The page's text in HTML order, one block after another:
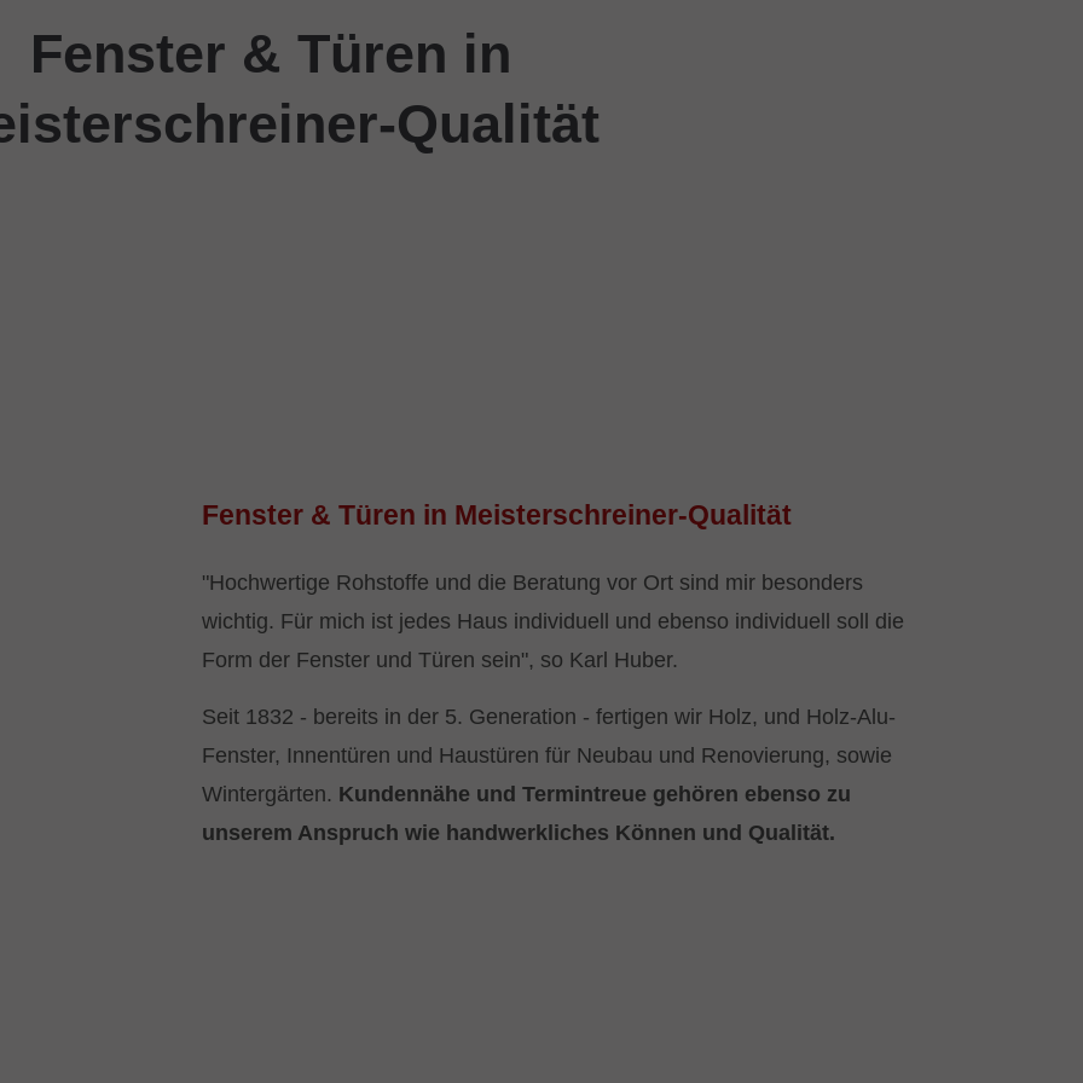
Fenster & Türen in
Qualität
Fenster & Türen in Meisterschreiner-Qualität
"Hochwertige Rohstoffe und die Beratung vor Ort sind mir besonders
wichtig. Für mich ist jedes Haus individuell und ebenso individuell soll die
Form der Fenster und Türen sein", so Karl Huber.
Seit 1832 - bereits in der 5. Generation - fertigen wir Holz, und Holz-Alu-
Fenster, Innentüren und Haustüren für Neubau und Renovierung, sowie
Wintergärten. Kundennähe und Termintreue gehören ebenso zu
unserem Anspruch wie handwerkliches Können und Qualität.